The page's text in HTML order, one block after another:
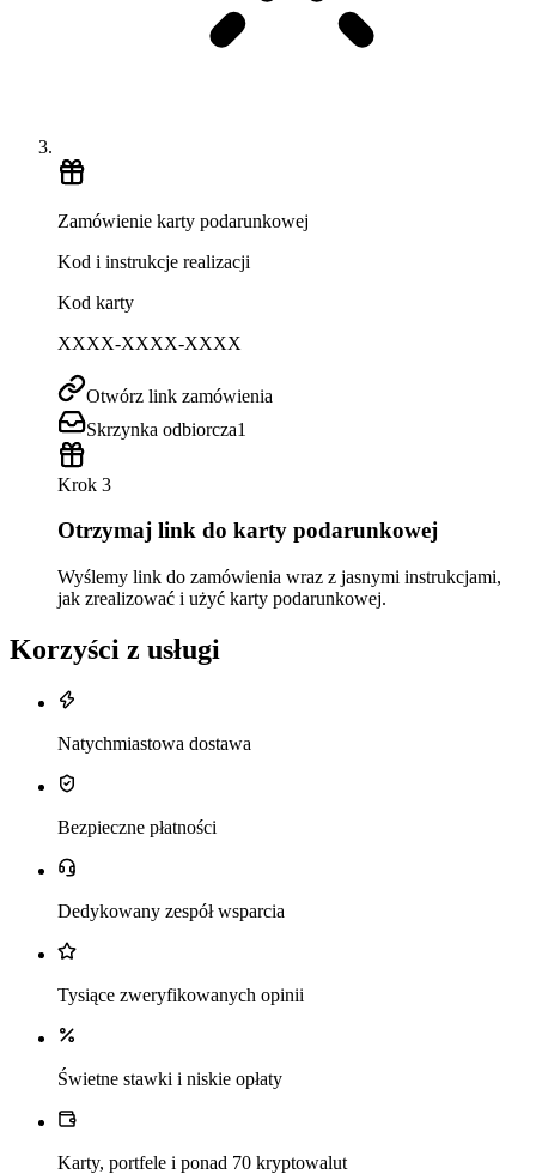
Zamówienie karty podarunkowej
Kod i instrukcje realizacji
Kod karty
XXXX-XXXX-XXXX
Otwórz link zamówienia
Skrzynka odbiorcza1
Krok 3
Otrzymaj link do karty podarunkowej
Wyślemy link do zamówienia wraz z jasnymi instrukcjami,
jak zrealizować i użyć karty podarunkowej.
Korzyści z usługi
Natychmiastowa dostawa
Bezpieczne płatności
Dedykowany zespół wsparcia
Tysiące zweryfikowanych opinii
Świetne stawki i niskie opłaty
Karty, portfele i ponad 70 kryptowalut